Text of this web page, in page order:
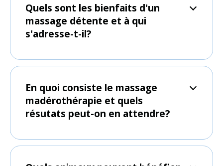
Quels sont les bienfaits d'un
massage détente et à qui
s'adresse-t-il?
En quoi consiste le massage
madérothérapie et quels
résutats peut-on en attendre?